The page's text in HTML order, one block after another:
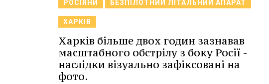
РОСІЯНИ БЕЗПІЛОТНИЙ ЛІТАЛЬНИЙ АПАРАТ
ХАРКІВ
Харків більше двох годин зазнавав
масштабного обстрілу з боку Росії -
наслідки візуально зафіксовані на
фото.